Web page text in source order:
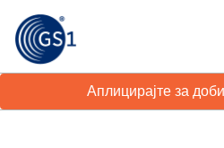
Аплицирајте за